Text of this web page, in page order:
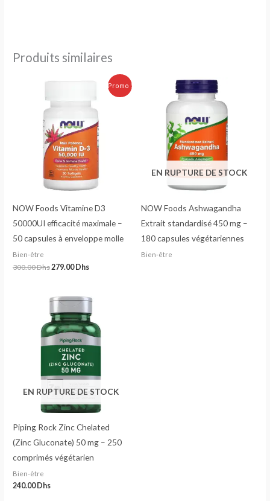
Produits similaires
Promo !
NOW Foods Vitamine D3
50000UI efficacité maximale –
50 capsules à enveloppe molle
Bien-être
300.00Dhs
Le
300.00 Dhs.
279.00Dhs
actuel
est :
279.00 Dhs.
EN RUPTURE DE STOCK
NOW Foods Ashwagandha
Extrait standardisé 450 mg –
180 capsules végétariennes
Bien-être
EN RUPTURE DE STOCK
Piping Rock Zinc Chelated
(Zinc Gluconate) 50 mg – 250
comprimés végétarien
Bien-être
240.00 Dhs